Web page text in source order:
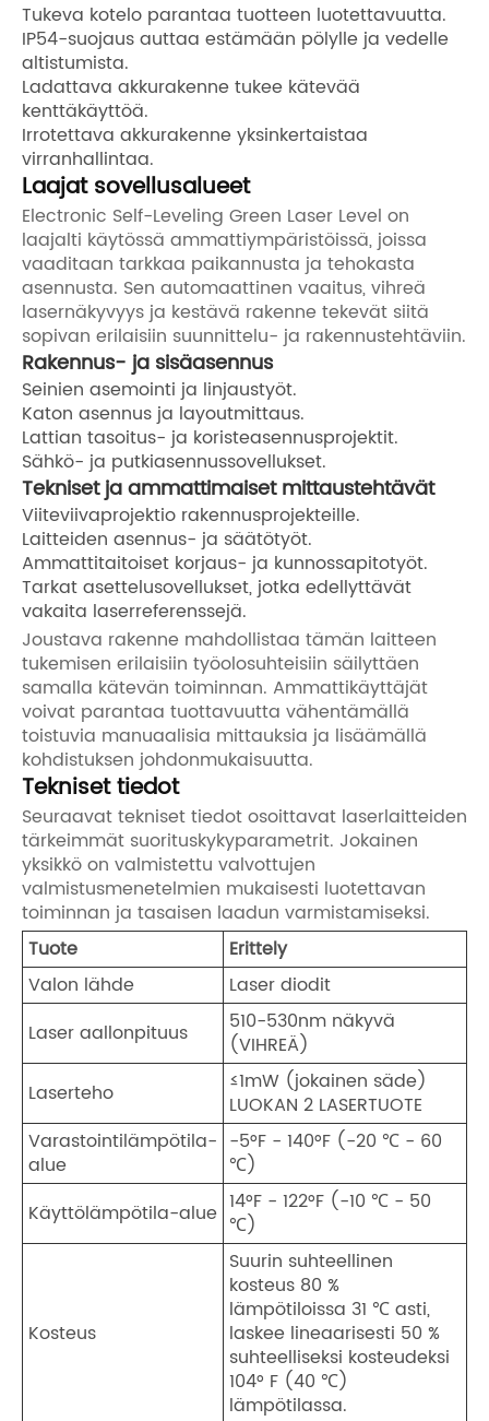
Tukeva kotelo parantaa tuotteen luotettavuutta.
IP54-suojaus auttaa estämään pölylle ja vedelle
altistumista.
Ladattava akkurakenne tukee kätevää
kenttäkäyttöä.
Irrotettava akkurakenne yksinkertaistaa
virranhallintaa.
Laajat sovellusalueet
Electronic Self-Leveling Green Laser Level on
laajalti käytössä ammattiympäristöissä, joissa
vaaditaan tarkkaa paikannusta ja tehokasta
asennusta. Sen automaattinen vaaitus, vihreä
lasernäkyvyys ja kestävä rakenne tekevät siitä
sopivan erilaisiin suunnittelu- ja rakennustehtäviin.
Rakennus- ja sisäasennus
Seinien asemointi ja linjaustyöt.
Katon asennus ja layoutmittaus.
Lattian tasoitus- ja koristeasennusprojektit.
Sähkö- ja putkiasennussovellukset.
Tekniset ja ammattimaiset mittaustehtävät
Viiteviivaprojektio rakennusprojekteille.
Laitteiden asennus- ja säätötyöt.
Ammattitaitoiset korjaus- ja kunnossapitotyöt.
Tarkat asettelusovellukset, jotka edellyttävät
vakaita laserreferenssejä.
Joustava rakenne mahdollistaa tämän laitteen
tukemisen erilaisiin työolosuhteisiin säilyttäen
samalla kätevän toiminnan. Ammattikäyttäjät
voivat parantaa tuottavuutta vähentämällä
toistuvia manuaalisia mittauksia ja lisäämällä
kohdistuksen johdonmukaisuutta.
Tekniset tiedot
Seuraavat tekniset tiedot osoittavat laserlaitteiden
tärkeimmät suorituskykyparametrit. Jokainen
yksikkö on valmistettu valvottujen
valmistusmenetelmien mukaisesti luotettavan
toiminnan ja tasaisen laadun varmistamiseksi.
Tuote
Erittely
Valon lähde
Laser diodit
Laser aallonpituus
510-530nm näkyvä
(VIHREÄ)
Laserteho
≤1mW (jokainen säde)
LUOKAN 2 LASERTUOTE
Varastointilämpötila-
alue
-5°F - 140°F (-20 ℃ - 60
℃)
Käyttölämpötila-alue 14°F - 122°F (-10 ℃ - 50
℃)
Kosteus
Suurin suhteellinen
kosteus 80 %
lämpötiloissa 31 ℃ asti,
laskee lineaarisesti 50 %
suhteelliseksi kosteudeksi
104° F (40 ℃)
lämpötilassa.